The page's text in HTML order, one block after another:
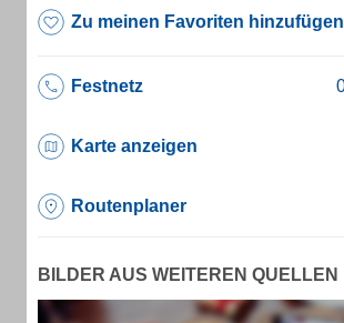
Zu meinen Favoriten hinzufügen
Festnetz
Karte anzeigen
Routenplaner
BILDER AUS WEITEREN QUELLEN